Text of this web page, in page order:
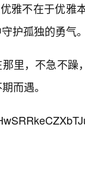
雅不在于优
护孤独的勇气
里，不急不躁
而遇。